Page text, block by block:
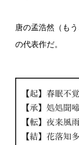
唐の孟浩然（も
の代表作だ。